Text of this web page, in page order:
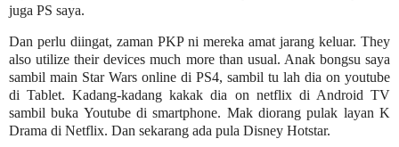
juga PS saya.
Dan perlu diingat, zaman PKP ni mereka amat jarang keluar. They
also utilize their devices much more than usual. Anak bongsu saya
sambil main Star Wars online di PS4, sambil tu lah dia on youtube
di Tablet. Kadang-kadang kakak dia on netflix di Android TV
sambil buka Youtube di smartphone. Mak diorang pulak layan K
Drama di Netflix. Dan sekarang ada pula Disney Hotstar.